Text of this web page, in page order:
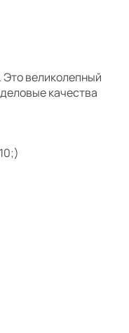
великолепный
качества